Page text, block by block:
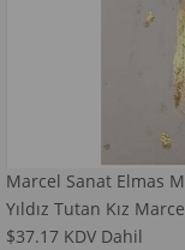
Marcel Sanat Elmas
Yıldız Tutan Kız
$37.17 KDV Dahil